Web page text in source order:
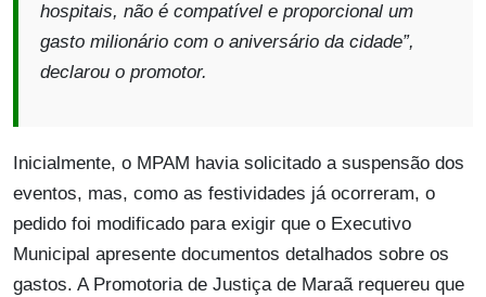
hospitais, não é compatível e proporcional um
gasto milionário com o aniversário da cidade”,
declarou o promotor.
Inicialmente, o MPAM havia solicitado a suspensão dos
eventos, mas, como as festividades já ocorreram, o
pedido foi modificado para exigir que o Executivo
Municipal apresente documentos detalhados sobre os
gastos. A Promotoria de Justiça de Maraã requereu que